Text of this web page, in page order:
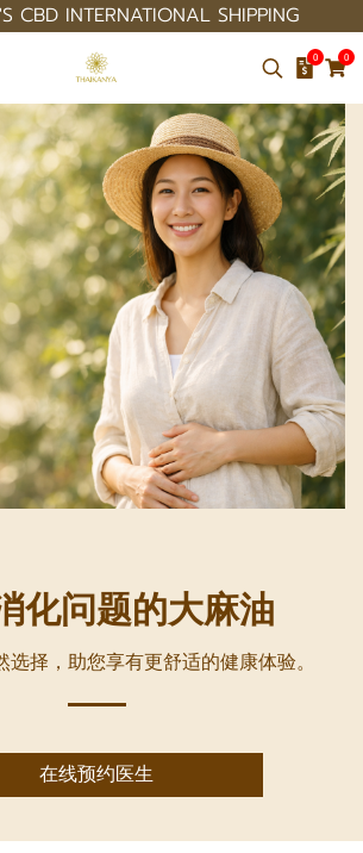
CBD INTERNATIONAL SHIPPING
0 0
化问题的大麻油
选择，助您享有更舒适的健康体验。
在线预约医生